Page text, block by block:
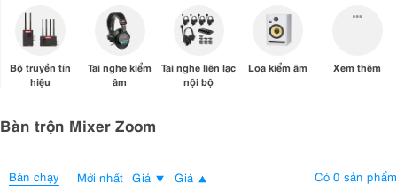
Bộ truyền tín
hiệu
Tai nghe kiểm
âm
Tai nghe liên lạc
nội bộ
Loa kiểm âm Xem thêm
Bàn trộn Mixer Zoom
Bán chạy Mới nhất Giá Giá Có 0 sản phẩm